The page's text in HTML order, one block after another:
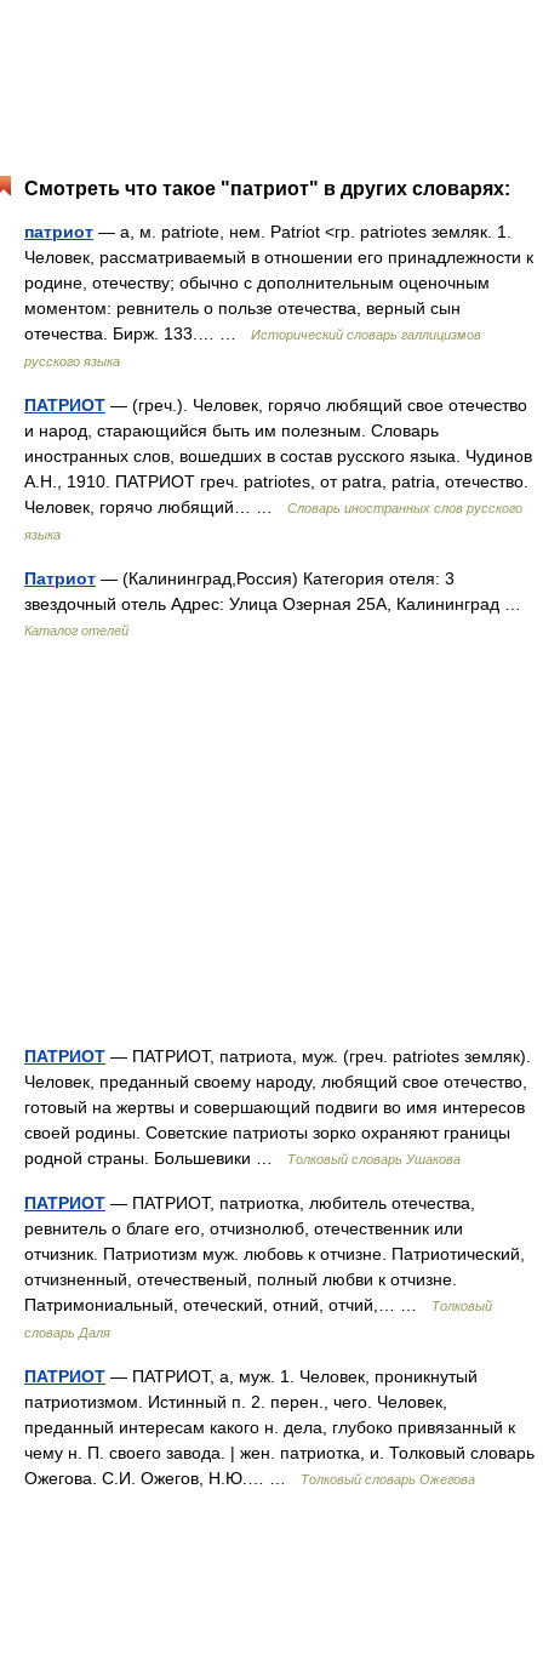
Смотреть что такое "патриот" в других словарях:
патриот — а, м. patriote, нем. Patriot <гр. patriotes земляк. 1.
Человек, рассматриваемый в отношении его принадлежности к
родине, отечеству; обычно с дополнительным оценочным
моментом: ревнитель о пользе отечества, верный сын
отечества. Бирж. 133.… …
Исторический словарь галлицизмов
русского языка
ПАТРИОТ — (греч.). Человек, горячо любящий свое отечество
и народ, старающийся быть им полезным. Словарь
иностранных слов, вошедших в состав русского языка. Чудинов
А.Н., 1910. ПАТРИОТ греч. patriotes, от patra, patria, отечество.
Человек, горячо любящий… …
Словарь иностранных слов русского
языка
Патриот — (Калининград,Россия) Категория отеля: 3
звездочный отель Адрес: Улица Озерная 25А, Калининград …
Каталог отелей
ПАТРИОТ — ПАТРИОТ, патриота, муж. (греч. patriotes земляк).
Человек, преданный своему народу, любящий свое отечество,
готовый на жертвы и совершающий подвиги во имя интересов
своей родины. Советские патриоты зорко охраняют границы
родной страны. Большевики …
Толковый словарь Ушакова
ПАТРИОТ — ПАТРИОТ, патриотка, любитель отечества,
ревнитель о благе его, отчизнолюб, отечественник или
отчизник. Патриотизм муж. любовь к отчизне. Патриотический,
отчизненный, отечественый, полный любви к отчизне.
Патримониальный, отеческий, отний, отчий,… …
Толковый
словарь Даля
ПАТРИОТ — ПАТРИОТ, а, муж. 1. Человек, проникнутый
патриотизмом. Истинный п. 2. перен., чего. Человек,
преданный интересам какого н. дела, глубоко привязанный к
чему н. П. своего завода. | жен. патриотка, и. Толковый словарь
Ожегова. С.И. Ожегов, Н.Ю.… …
Толковый словарь Ожегова